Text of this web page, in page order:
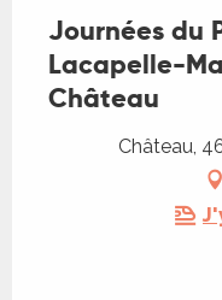
Journées du
Lacapelle-
Château
Château,